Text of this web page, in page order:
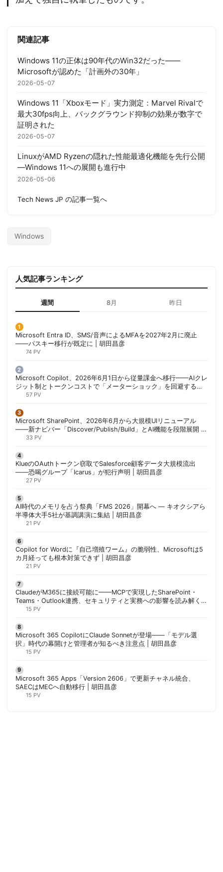
関連記事
Windows 11の正体は90年代のWin32だった——
Microsoftが認めた「計画外の30年」
2026-05-07
Windows 11「Xboxモード」実力測定：Marvel Rivalで
最大30fps向上、バックグラウンド抑制の効果が数字で
証明された
2026-05-07
LinuxがAMD Ryzenの隠れた性能最適化機能を先行公開
—Windows 11への展開も進行中
2026-05-06
Tech News JP の記事一覧へ
Windows
人気記事ランキング
週間 8月 昨日
Microsoft Entra ID、SMS/音声によるMFAを2027年2月に廃止
——パスキー移行が既定に | 胡田昌彦
74 PV
Microsoft Copilot、2026年6月1日から従量課金へ移行——AIクレ
ジット制とトークンコストで「メーターショック」を回避する方
法 | 胡田昌彦
57 PV
Microsoft SharePoint、2026年6月から大規模UIリニューアル
——新ナビバー「Discover/Publish/Build」とAI機能を段階展開 |
胡田昌彦
33 PV
KlueのOAuthトークン窃取でSalesforce顧客データ大規模流出
——恐喝グループ「Icarus」が犯行声明 | 胡田昌彦
27 PV
AI時代のメモリを占う祭典「FMS 2026」開幕へ ― キオクシアら
半導体大手5社が基調講演に集結 | 胡田昌彦
21 PV
Copilot for Wordに『自己増殖ワーム』の脆弱性、Microsoftは5
カ月経っても根本対策できず | 胡田昌彦
21 PV
ClaudeがM365に接続可能に——MCPで実現したSharePoint・
Teams・Outlook連携、セキュリティと実務への影響を読み解く |
胡田昌彦
15 PV
Microsoft 365 CopilotにClaude Sonnetが登場——「モデル選
択」時代の幕開けと管理者が知るべき注意点 | 胡田昌彦
15 PV
Microsoft 365 Apps「Version 2606」で更新チャネル統合、
SAECはMECへ自動移行 | 胡田昌彦
15 PV